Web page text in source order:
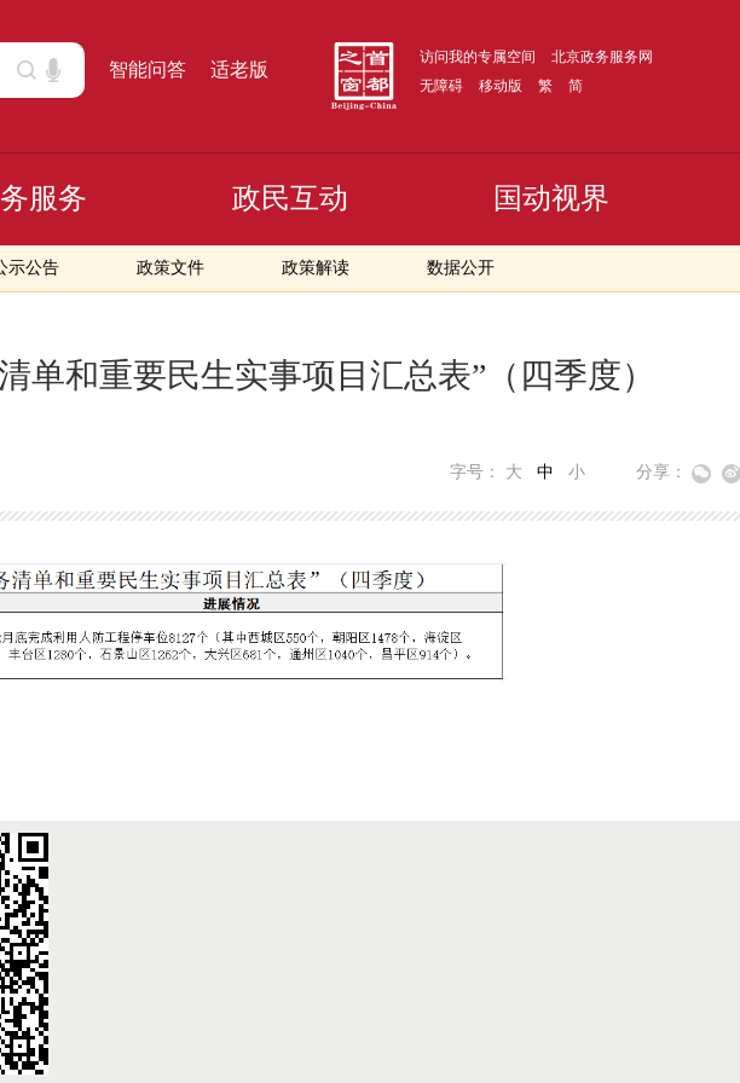
智能问答 适老版
访问我的专属空间
北京政务服务网
无障碍
移动版 繁 简
示公告 政策文件 政策解读 数据公开
服务 政民互动 国动视界
单和重要民生实事项目汇总表”（四季度）
字号： 大 中 小 分享：